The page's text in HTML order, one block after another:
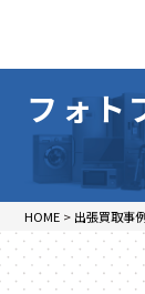
フォト
HOME > 出張買取事